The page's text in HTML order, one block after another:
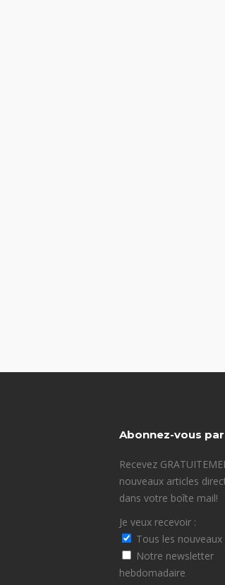
Abonnez-vous
Recevez
nouveaux articles
dans votre boîte mail!
Je veux recevoir :
Tous les nouveaux
Notre newsletter
hebdomadaire